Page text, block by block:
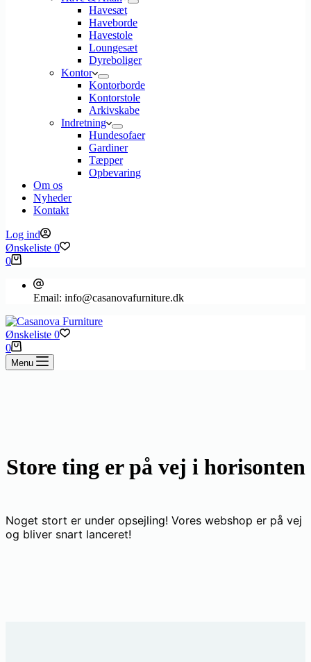
Havesæt
Haveborde
Havestole
Loungesæt
Dyreboliger
Kontor
Kontorborde
Kontorstole
Arkivskabe
Indretning
Hundesofaer
Gardiner
Tæpper
Opbevaring
Om os
Nyheder
Kontakt
Log ind
Ønskeliste 0
Indkøbskurv
0
Email: info@casanovafurniture.dk
Ønskeliste 0
Indkøbskurv
0
Menu
Store ting er på vej i horisonten
Noget stort er under opsejling! Vores webshop er på vej
og bliver snart lanceret!